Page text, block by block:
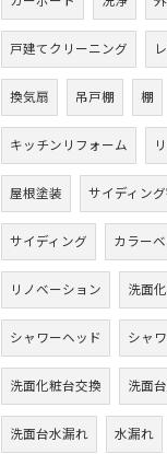
戸建てクリーニング
換気扇 吊戸棚 棚
キッチンリフォーム
屋根塗装 サイディン
サイディング カラー
リノベーション 洗面
シャワーヘッド シャ
洗面化粧台交換 洗面
洗面台水漏れ 水漏れ